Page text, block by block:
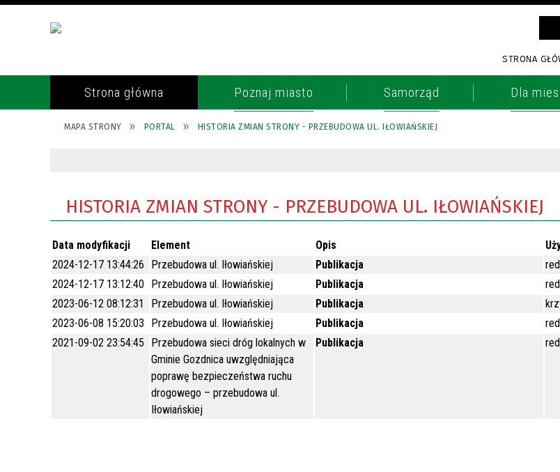
STRONA
Strona główna Poznaj miasto
POŁOŻENIE
MIASTO CERAMIKÓW
GOSPODARKA
ORGANIZACJE I STOWARZYSZENIA
WILKI NAD NYSĄ
SYSTEM INFORMACJI
Samorząd
RADA MIASTA
SKARBNIK
REFERATY URZĘDU
RADA SENIORÓW
MIEJSKIE JEDNOSTKI
ORGANIZACYJNE
Dla
REKULTYWACJA WYROBISKA
OCHRONA ŚRODOWISKA
UTRZYMANIE CZYSTOŚCI I
PORZĄDKU W MIEŚCIE
PODATKI
POMOC SPOŁECZNA
KULTURA / KALENDARZ IMPREZ
TELEFONY ALARMOWE
PARAFIA
OCHRONA ZDROWIA
ROZKŁADY JAZDY PKS, MZK, PKP
MAPA STRONY PORTAL HISTORIA ZMIAN STRONY - PRZEBUDOWA UL. IŁOWIAŃSKIEJ
HISTORIA ZMIAN STRONY - PRZEBUDOWA UL. IŁOWIAŃSKIEJ
Data modyfikacji Element Opis
2024-12-17 13:44:26
Przebudowa ul. Iłowiańskiej Publikacja
2024-12-17 13:12:40
Przebudowa ul. Iłowiańskiej Publikacja
2023-06-12 08:12:31
Przebudowa ul. Iłowiańskiej Publikacja
2023-06-08 15:20:03
Przebudowa ul. Iłowiańskiej Publikacja
2021-09-02 23:54:45
Przebudowa sieci dróg lokalnych w
Gminie Gozdnica uwzględniająca
poprawę bezpieczeństwa ruchu
drogowego – przebudowa ul.
Iłowiańskiej
Publikacja